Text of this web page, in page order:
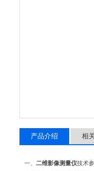
产品介绍 相
一、 二维影像测量仪技术